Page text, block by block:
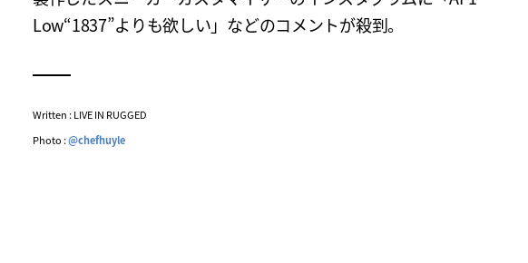
Low“1837”よりも欲しい」などのコメントが殺到。
Written : LIVE IN RUGGED
Photo :@chefhuyle